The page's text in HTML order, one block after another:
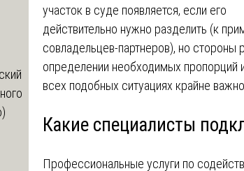
участок в суде появляется, если его
действительно нужно разделить (к
совладельцев-партнеров), но
определении необходимых пропорций
всех подобных ситуациях крайне
Какие специалисты
Профессиональные услуги по